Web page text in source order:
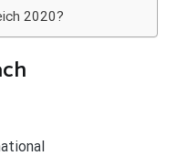
2020?